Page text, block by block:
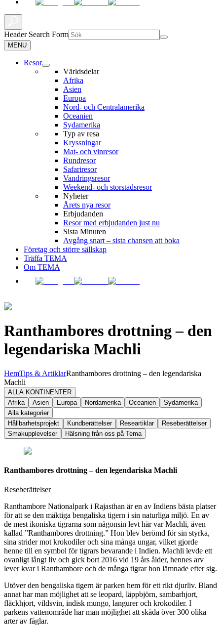
Header Search Form
MENU
Resor
Världsdelar
Afrika
Asien
Europa
Nord- och Centralamerika
Oceanien
Sydamerika
Typ av resa
Kryssningar
Mat- och vinresor
Rundresor
Safariresor
Vandringsresor
Weekend- och storstadsresor
Nyheter
Årets nya resor
Erbjudanden
Resor med erbjudanden just nu
Sista Minuten
Avgång snart – sista chansen att boka
Företag och större sällskap
Träffa TEMA
Om TEMA
Ranthambores drottning – den
legendariska Machli
HemTips & ArtiklarRanthambores drottning – den legendariska
Machli
ALLA KONTINENTER
Afrika
Asien Europa Nordamerika Oceanien
Sydamerika
Alla kategorier
Hållbarhetsprojekt
Kundberättelser Researtiklar
Reseberättelser
Smakupplevelser
Hälsning från oss på Tema
Ranthambores drottning – den legendariska Machli
Reseberättelser
Ranthambore Nationalpark i Rajasthan är en av Indiens bästa platser
för att se den mäktiga bengaliska tigern i sin naturliga miljö. En av
de mest ikoniska tigrarna som någonsin levt här var Machli, även
kallad ”Ranthambores drottning.” Hon blev berömd för sin styrka,
sina strider mot krokodiler och sina många ungar, vilket gjorde
henne till en symbol för tigrars bevarande i Indien. Machli levde ett
ovanligt långt liv och gick bort 2016 vid 19 års ålder, hennes arv
lever kvar i Ranthambore och de många tigrar hon lämnade efter sig.
Utöver den bengaliska tigern är parken hem för ett rikt djurliv. Bland
annat har man möjlighet att se leopard, läppbjörn, sambarhjort,
fläckhjort, vildsvin, indisk mungo, langurer och krokodiler. I
parkens vattenområde har man möjlighet att skåda över 300 olika
arter av fåglar.